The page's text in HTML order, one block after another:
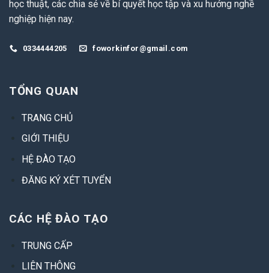
học thuật, các chia sẻ về bí quyết học tập và xu hướng nghề
nghiệp hiện nay.
0334444205 foworkinfor@gmail.com
TỔNG QUAN
TRANG CHỦ
GIỚI THIỆU
HỆ ĐÀO TẠO
ĐĂNG KÝ XÉT TUYỂN
CÁC HỆ ĐÀO TẠO
TRUNG CẤP
LIÊN THÔNG